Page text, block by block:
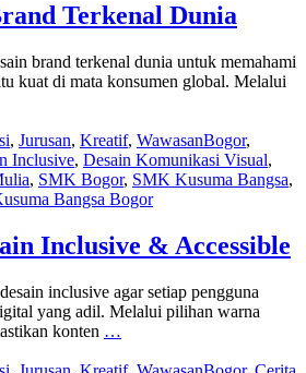
Terkenal Dunia
brand terkenal dunia untuk memahami
kuat di mata konsumen global. Melalui
, Jurusan, Kreatif, WawasanBogor,
Inclusive, Desain Komunikasi Visual,
, SMK Bogor, SMK Kusuma Bangsa,
Bangsa Bogor
Inclusive & Accessible
inclusive agar setiap pengguna
yang adil. Melalui pilihan warna
konten …